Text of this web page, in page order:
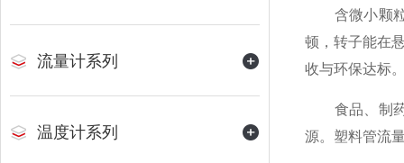
流量计系列
温度计系列
含微小颗粒
顿，转子能在
收与环保达标
食品、制药
源。塑料管流